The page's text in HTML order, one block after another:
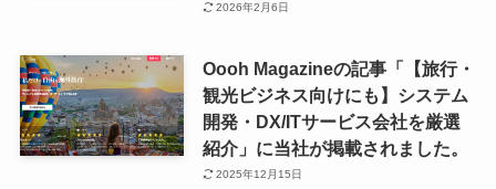
2026年2月6日
Oooh Magazineの記事「【旅行・
観光ビジネス向けにも】システム
開発・DX/ITサービス会社を厳選
紹介」に当社が掲載されました。
2025年12月15日